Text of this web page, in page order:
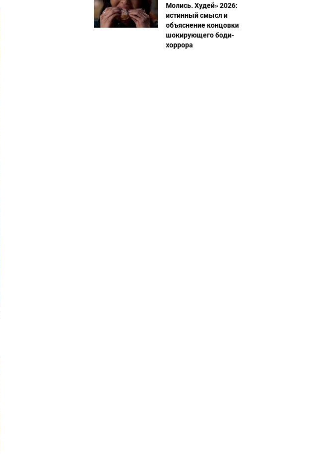
Молись. Худей» 2026:
истинный смысл и
объяснение концовки
шокирующего боди-
хоррора